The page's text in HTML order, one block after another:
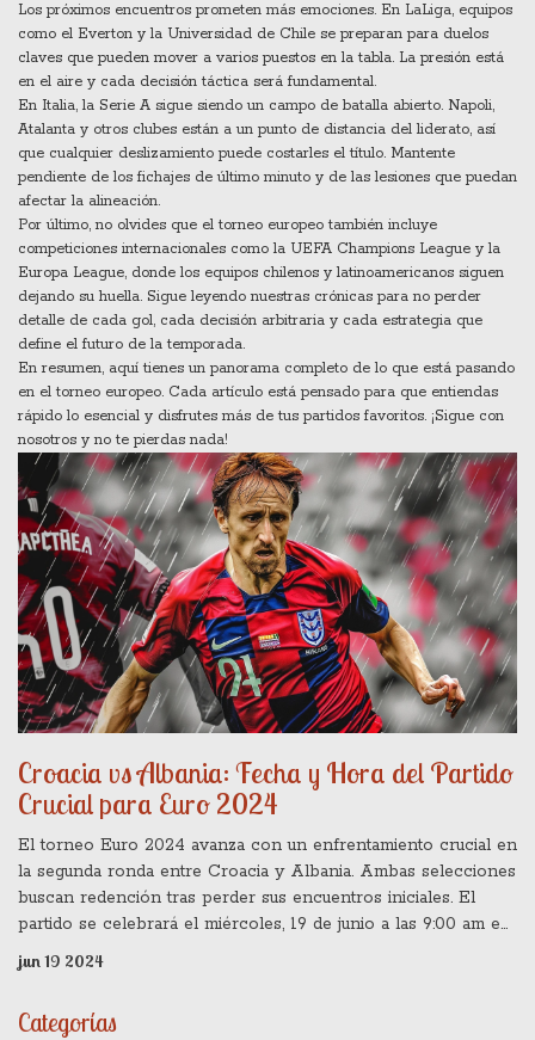
Los próximos encuentros prometen más emociones. En LaLiga, equipos
como el Everton y la Universidad de Chile se preparan para duelos
claves que pueden mover a varios puestos en la tabla. La presión está
en el aire y cada decisión táctica será fundamental.
En Italia, la Serie A sigue siendo un campo de batalla abierto. Napoli,
Atalanta y otros clubes están a un punto de distancia del liderato, así
que cualquier deslizamiento puede costarles el título. Mantente
pendiente de los fichajes de último minuto y de las lesiones que puedan
afectar la alineación.
Por último, no olvides que el torneo europeo también incluye
competiciones internacionales como la UEFA Champions League y la
Europa League, donde los equipos chilenos y latinoamericanos siguen
dejando su huella. Sigue leyendo nuestras crónicas para no perder
detalle de cada gol, cada decisión arbitraria y cada estrategia que
define el futuro de la temporada.
En resumen, aquí tienes un panorama completo de lo que está pasando
en el torneo europeo. Cada artículo está pensado para que entiendas
rápido lo esencial y disfrutes más de tus partidos favoritos. ¡Sigue con
nosotros y no te pierdas nada!
Croacia vs Albania: Fecha y Hora del Partido
Crucial para Euro 2024
El torneo Euro 2024 avanza con un enfrentamiento crucial en
la segunda ronda entre Croacia y Albania. Ambas selecciones
buscan redención tras perder sus encuentros iniciales. El
partido se celebrará el miércoles, 19 de junio a las 9:00 am en
el Volksparkstadion de Hamburgo.
jun 19 2024
Categorías